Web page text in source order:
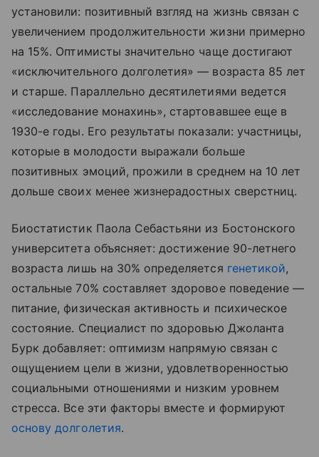
установили: позитивный взгляд на жизнь связан с
увеличением продолжительности жизни примерно
на 15%. Оптимисты значительно чаще достигают
«исключительного долголетия» — возраста 85 лет
и старше. Параллельно десятилетиями ведется
«исследование монахинь», стартовавшее еще в
1930-е годы. Его результаты показали: участницы,
которые в молодости выражали больше
позитивных эмоций, прожили в среднем на 10 лет
дольше своих менее жизнерадостных сверстниц.
Биостатистик Паола Себастьяни из Бостонского
университета объясняет: достижение 90-летнего
возраста лишь на 30% определяется генетикой,
остальные 70% составляет здоровое поведение —
питание, физическая активность и психическое
состояние. Специалист по здоровью Джоланта
Бурк добавляет: оптимизм напрямую связан с
ощущением цели в жизни, удовлетворенностью
социальными отношениями и низким уровнем
стресса. Все эти факторы вместе и формируют
основу долголетия.